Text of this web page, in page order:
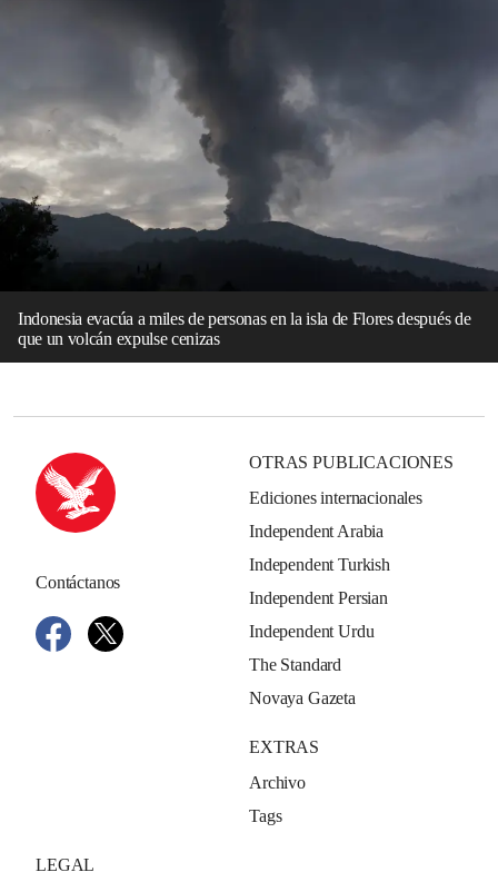
Indonesia evacúa a miles de personas en la isla de Flores después de
que un volcán expulse cenizas
Contáctanos
OTRAS PUBLICACIONES
Ediciones internacionales
Independent Arabia
Independent Turkish
Independent Persian
Independent Urdu
The Standard
Novaya Gazeta
EXTRAS
Archivo
Tags
LEGAL